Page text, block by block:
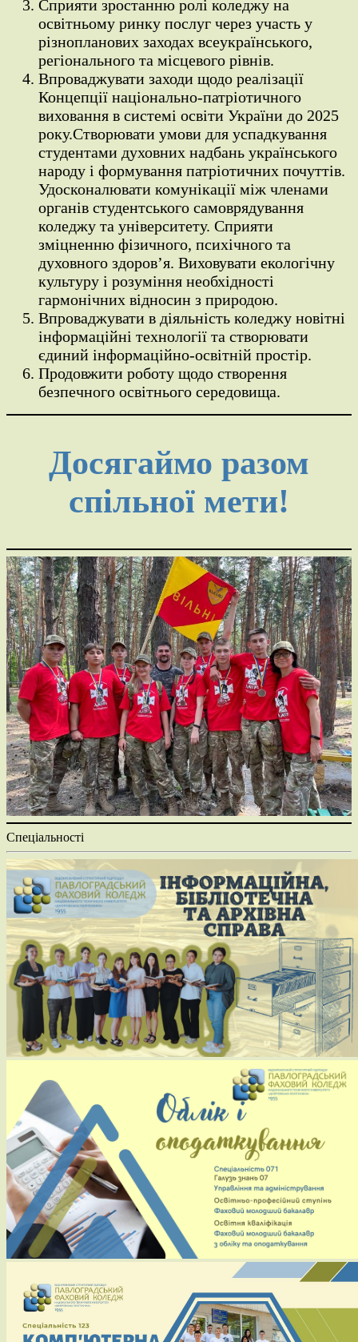
Сприяти зростанню ролі коледжу на
освітньому ринку послуг через участь у
різнопланових заходах всеукраїнського,
регіонального та місцевого рівнів.
Впроваджувати заходи щодо реалізації
Концепції національно-патріотичного
виховання в системі освіти України до 2025
року.Створювати умови для успадкування
студентами духовних надбань українського
народу і формування патріотичних почуттів.
Удосконалювати комунікації між членами
органів студентського самоврядування
коледжу та університету. Сприяти
зміцненню фізичного, психічного та
духовного здоров’я. Виховувати екологічну
культуру і розуміння необхідності
гармонічних відносин з природою.
Впроваджувати в діяльність коледжу новітні
інформаційні технології та створювати
єдиний інформаційно-освітній простір.
Продовжити роботу щодо створення
безпечного освітнього середовища.
Досягаймо разом
спільної мети!
Спеціальності